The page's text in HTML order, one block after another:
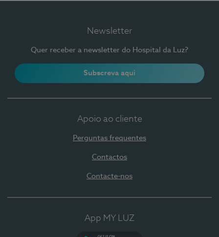
Newsletter
Quer receber a newsletter do Hospital da Luz?
Subscreva aqui
Apoio ao cliente
Perguntas frequentes
Contactos
Contacte-nos
App MY LUZ